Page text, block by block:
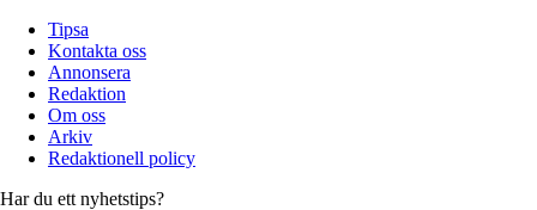
Tipsa
Kontakta oss
Annonsera
Redaktion
Om oss
Arkiv
Redaktionell policy
Har du ett nyhetstips?